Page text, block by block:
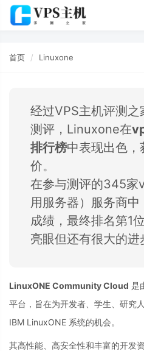
首页 Linuxone
经过VPS主机评测
测评，Linuxone在
排行榜中表现出色，
价。
在参与测评的345家
用服务器）服务商
成绩，最终排名第1
亮眼但还有很大的进
LinuxONE Community Cloud 是
平台， 旨在为开发者、 学生、 研究
IBM LinuxONE 系统的机会。
其高性能、 高安全性和丰富的开发资